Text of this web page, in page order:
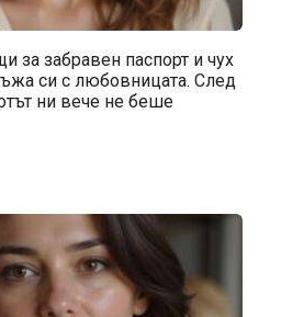
за забравен паспорт и чух
си с любовницата. След
ни вече не беше